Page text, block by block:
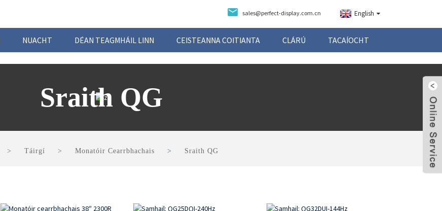
sales@perfect-display.com.cn English
NUACHT DÉAN TEAGMHÁIL LINN CEISTEANNA COITIANTA CLÁRÚ TACAÍOCHT
Sraith QG
Táirgí Monatóir Cearrbhachais Sraith QG